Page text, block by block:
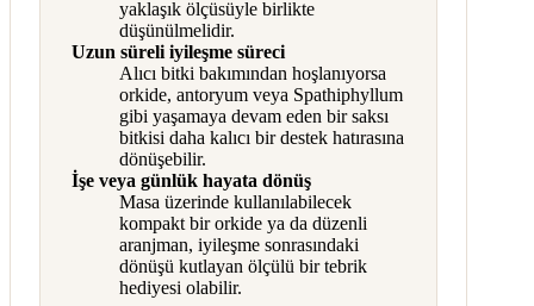
yaklaşık ölçüsüyle birlikte
düşünülmelidir.
Uzun süreli iyileşme süreci
Alıcı bitki bakımından hoşlanıyorsa
orkide, antoryum veya Spathiphyllum
gibi yaşamaya devam eden bir saksı
bitkisi daha kalıcı bir destek hatırasına
dönüşebilir.
İşe veya günlük hayata dönüş
Masa üzerinde kullanılabilecek
kompakt bir orkide ya da düzenli
aranjman, iyileşme sonrasındaki
dönüşü kutlayan ölçülü bir tebrik
hediyesi olabilir.